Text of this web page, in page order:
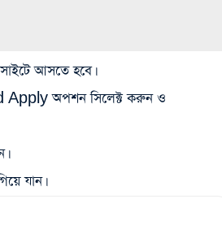
আসতে হবে।
অপশন সিলেক্ট করুন ও
যান।